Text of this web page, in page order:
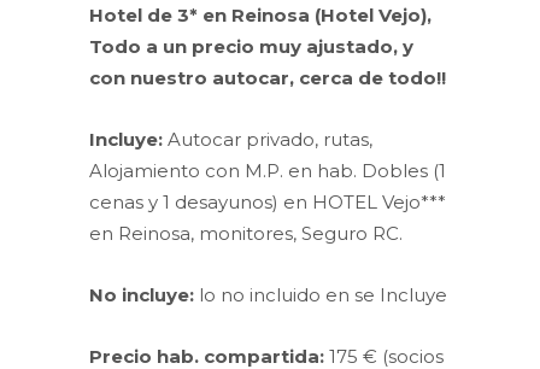
Hotel de 3* en Reinosa (Hotel Vejo),
Todo a un precio muy ajustado, y
con nuestro autocar, cerca de todo!!
Incluye: Autocar privado, rutas,
Alojamiento con M.P. en hab. Dobles (1
cenas y 1 desayunos) en HOTEL Vejo***
en Reinosa, monitores, Seguro RC.
No incluye: lo no incluido en se Incluye
Precio hab. compartida: 175 € (socios